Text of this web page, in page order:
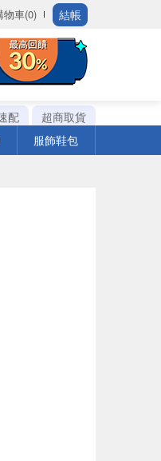
物車(0) 結帳
配
超商取貨
服飾鞋包